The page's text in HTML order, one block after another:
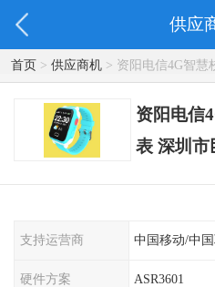
供应
首页> 供应商机> 资阳电信4G智慧
讯技术有限公司
资阳电信
表 深圳市
支持运营商 中国移动/中
硬件方案 ASR3601